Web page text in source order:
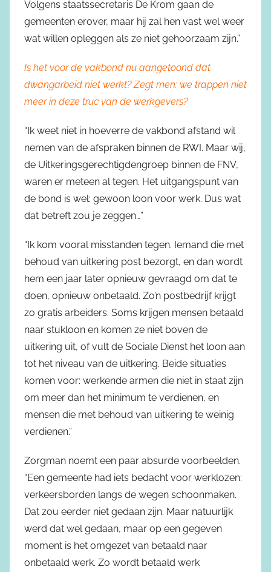
Volgens staatssecretaris De Krom gaan de
gemeenten erover, maar hij zal hen vast wel weer
wat willen opleggen als ze niet gehoorzaam zijn.”
Is het voor de vakbond nu aangetoond dat
dwangarbeid niet werkt? Zegt men: we trappen niet
meer in deze truc van de werkgevers?
“Ik weet niet in hoeverre de vakbond afstand wil
nemen van de afspraken binnen de RWI. Maar wij,
de Uitkeringsgerechtigdengroep binnen de FNV,
waren er meteen al tegen. Het uitgangspunt van
de bond is wel: gewoon loon voor werk. Dus wat
dat betreft zou je zeggen…”
“Ik kom vooral misstanden tegen. Iemand die met
behoud van uitkering post bezorgt, en dan wordt
hem een jaar later opnieuw gevraagd om dat te
doen, opnieuw onbetaald. Zo’n postbedrijf krijgt
zo gratis arbeiders. Soms krijgen mensen betaald
naar stukloon en komen ze niet boven de
uitkering uit, of vult de Sociale Dienst het loon aan
tot het niveau van de uitkering. Beide situaties
komen voor: werkende armen die niet in staat zijn
om meer dan het minimum te verdienen, en
mensen die met behoud van uitkering te weinig
verdienen.”
Zorgman noemt een paar absurde voorbeelden.
“Een gemeente had iets bedacht voor werklozen:
verkeersborden langs de wegen schoonmaken.
Dat zou eerder niet gedaan zijn. Maar natuurlijk
werd dat wel gedaan, maar op een gegeven
moment is het omgezet van betaald naar
onbetaald werk. Zo wordt betaald werk